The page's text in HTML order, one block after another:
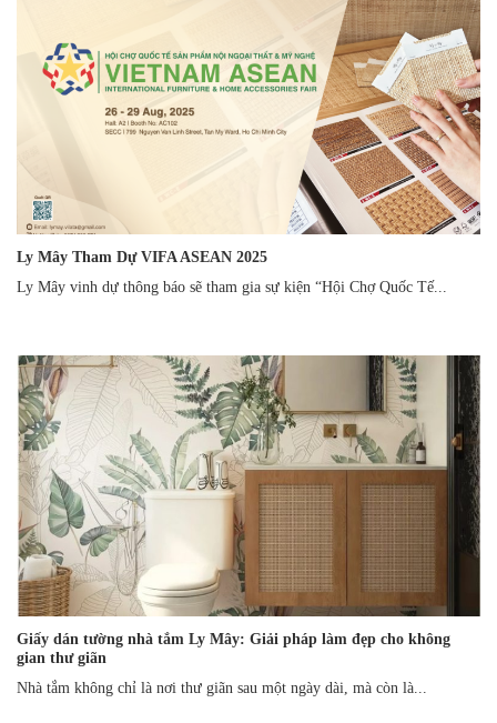
Ly Mây Tham Dự VIFA ASEAN 2025
Ly Mây vinh dự thông báo sẽ tham gia sự kiện “Hội Chợ Quốc Tế...
Giấy dán tường nhà tắm Ly Mây: Giải pháp làm đẹp cho không
gian thư giãn
Nhà tắm không chỉ là nơi thư giãn sau một ngày dài, mà còn là...